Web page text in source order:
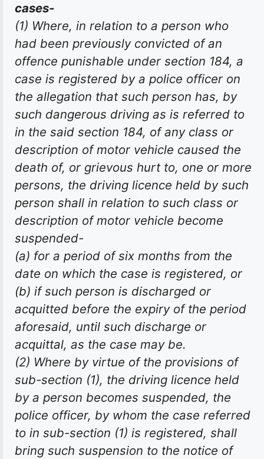
cases-
(1) Where, in relation to a person who
had been previously convicted of an
offence punishable under section 184, a
case is registered by a police officer on
the allegation that such person has, by
such dangerous driving as is referred to
in the said section 184, of any class or
description of motor vehicle caused the
death of, or grievous hurt to, one or more
persons, the driving licence held by such
person shall in relation to such class or
description of motor vehicle become
suspended-
(a) for a period of six months from the
date on which the case is registered, or
(b) if such person is discharged or
acquitted before the expiry of the period
aforesaid, until such discharge or
acquittal, as the case may be.
(2) Where by virtue of the provisions of
sub-section (1), the driving licence held
by a person becomes suspended, the
police officer, by whom the case referred
to in sub-section (1) is registered, shall
bring such suspension to the notice of